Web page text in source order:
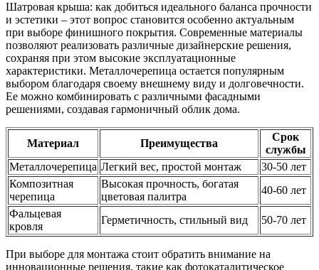
Шатровая крыша: как добиться идеального баланса прочности
и эстетики – этот вопрос становится особенно актуальным
при выборе финишного покрытия. Современные материалы
позволяют реализовать различные дизайнерские решения,
сохраняя при этом высокие эксплуатационные
характеристики. Металлочерепица остается популярным
выбором благодаря своему внешнему виду и долговечности.
Ее можно комбинировать с различными фасадными
решениями, создавая гармоничный облик дома.
Материал Преимущества
Срок
службы
Металлочерепица Легкий вес, простой монтаж
30-50 лет
Композитная
черепица
Высокая прочность, богатая
цветовая палитра
40-60 лет
Фальцевая
кровля
Герметичность, стильный вид 50-70 лет
При выборе для монтажа стоит обратить внимание на
инновационные решения, такие как фотокаталитическое